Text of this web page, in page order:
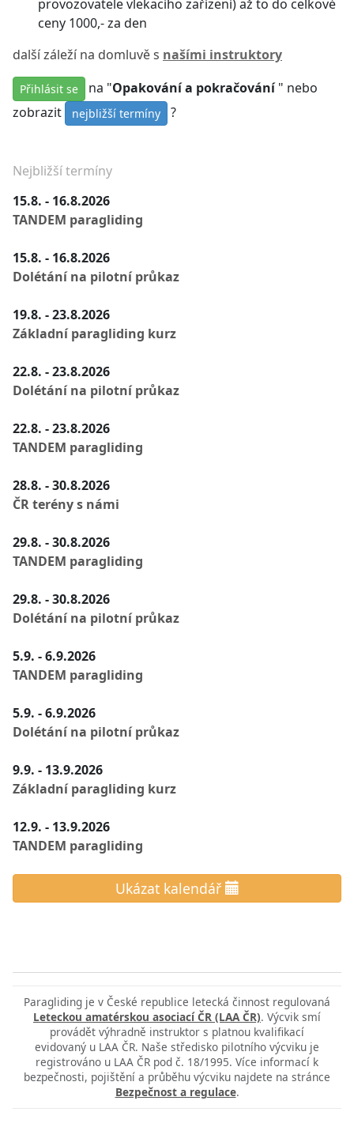
Nejbližší termíny
15.8. - 16.8.2026
TANDEM paragliding
15.8. - 16.8.2026
Dolétání na pilotní průkaz
19.8. - 23.8.2026
Základní paragliding kurz
22.8. - 23.8.2026
Dolétání na pilotní průkaz
22.8. - 23.8.2026
TANDEM paragliding
28.8. - 30.8.2026
ČR terény s námi
29.8. - 30.8.2026
TANDEM paragliding
29.8. - 30.8.2026
Dolétání na pilotní průkaz
5.9. - 6.9.2026
TANDEM paragliding
5.9. - 6.9.2026
Dolétání na pilotní průkaz
9.9. - 13.9.2026
Základní paragliding kurz
12.9. - 13.9.2026
TANDEM paragliding
Ukázat kalendář
provozovatele vlekacího zařízení) až to do celkové
ceny 1000,- za den
další záleží na domluvě s našími instruktory
Přihlásit se na "Opakování a pokračování" nebo
zobrazit
nejbližší termíny ?
Paragliding je v České republice letecká činnost regulovaná
Leteckou amatérskou asociací ČR (LAA ČR). Výcvik smí
provádět výhradně instruktor s platnou kvalifikací
evidovaný u LAA ČR. Naše středisko pilotního výcviku je
registrováno u LAA ČR pod č. 18/1995. Více informací k
bezpečnosti, pojištění a průběhu výcviku najdete na stránce
Bezpečnost a regulace.